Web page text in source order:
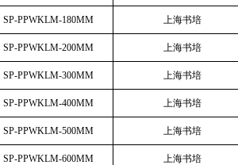
SP-PPWKLM-180MM 上海书培
SP-PPWKLM-200MM 上海书培
SP-PPWKLM-300MM 上海书培
SP-PPWKLM-400MM 上海书培
SP-PPWKLM-500MM 上海书培
SP-PPWKLM-600MM 上海书培